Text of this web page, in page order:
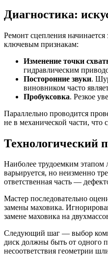
Диагностика:
Ремонт сцепления
ключевым признакам:
Изменение точки
гидравлическим
Посторонние звуки.
виновником часто
Пробуксовка. Резкое
Параллельно проводится
не в механической части, что
Технологический
Наиболее трудоемким этапом
варьируется, но неизменно
ответственная часть —
Мастер последовательно
замены маховика.
замене маховика на
Следующий шаг — выбор
диск должны быть от одного
несоответствия геометрии